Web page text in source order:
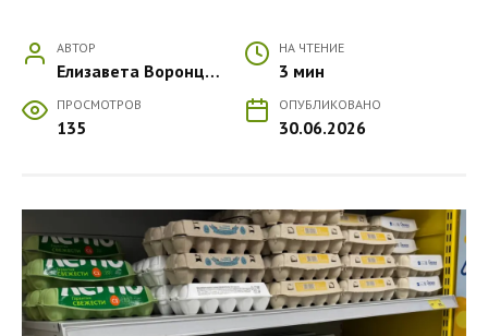
АВТОР
Елизавета Воронцова
НА ЧТЕНИЕ
3 мин
ПРОСМОТРОВ
135
ОПУБЛИКОВАНО
30.06.2026